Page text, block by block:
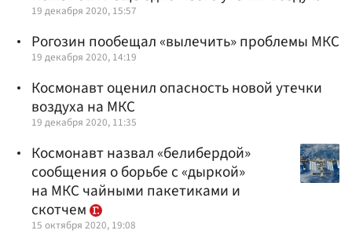
19 декабря 2020, 15:57
Рогозин пообещал «вылечить» проблемы МКС
19 декабря 2020, 14:19
Космонавт оценил опасность новой утечки
воздуха на МКС
19 декабря 2020, 11:35
Космонавт назвал «белибердой»
сообщения о борьбе с «дыркой»
на МКС чайными пакетиками и
скотчем
15 октября 2020, 19:08